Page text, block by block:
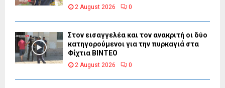
2 August 2026 0
Στον εισαγγελέα και τον ανακριτή οι δύο
κατηγορούμενοι για την πυρκαγιά στα
Φίχτια ΒΙΝΤΕΟ
2 August 2026 0